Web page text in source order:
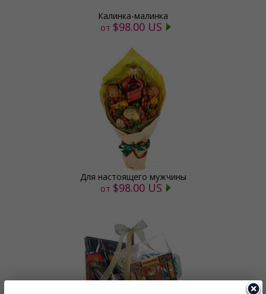
Калинка-малинка
от $98.00 US
Для настоящего мужчины
от $98.00 US